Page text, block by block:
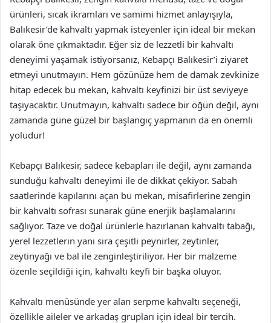
ürünleri, sıcak ikramları ve samimi hizmet anlayışıyla,
Balıkesir’de kahvaltı yapmak isteyenler için ideal bir mekan
olarak öne çıkmaktadır. Eğer siz de lezzetli bir kahvaltı
deneyimi yaşamak istiyorsanız, Kebapçı Balıkesir’i ziyaret
etmeyi unutmayın. Hem gözünüze hem de damak zevkinize
hitap edecek bu mekan, kahvaltı keyfinizi bir üst seviyeye
taşıyacaktır. Unutmayın, kahvaltı sadece bir öğün değil, aynı
zamanda güne güzel bir başlangıç yapmanın da en önemli
yoludur!
Kebapçı Balıkesir, sadece kebapları ile değil, aynı zamanda
sunduğu kahvaltı deneyimi ile de dikkat çekiyor. Sabah
saatlerinde kapılarını açan bu mekan, misafirlerine zengin
bir kahvaltı sofrası sunarak güne enerjik başlamalarını
sağlıyor. Taze ve doğal ürünlerle hazırlanan kahvaltı tabağı,
yerel lezzetlerin yanı sıra çeşitli peynirler, zeytinler,
zeytinyağı ve bal ile zenginleştiriliyor. Her bir malzeme
özenle seçildiği için, kahvaltı keyfi bir başka oluyor.
Kahvaltı menüsünde yer alan serpme kahvaltı seçeneği,
özellikle aileler ve arkadaş grupları için ideal bir tercih.